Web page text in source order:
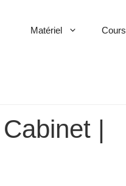
Matériel Cours
|